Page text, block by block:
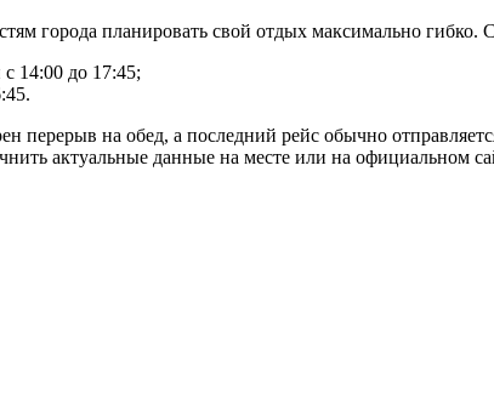
города планировать свой отдых максимально
14:00 до 17:45;
перерыв на обед, а последний рейс обычно
актуальные данные на месте или на официальном